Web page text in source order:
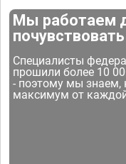
Мы работаем
Специалисты
прошили более 10
- поэтому мы знаем,
максимум от